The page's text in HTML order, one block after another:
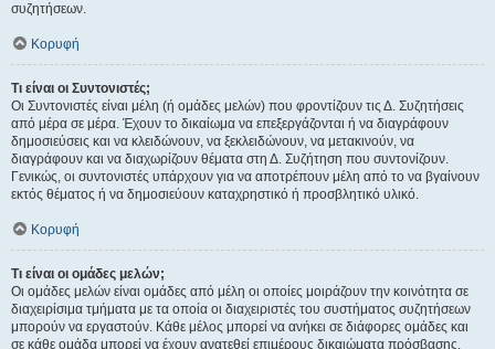
συζητήσεων.
Κορυφή
Τι είναι οι Συντονιστές;
Οι Συντονιστές είναι μέλη (ή ομάδες μελών) που φροντίζουν τις Δ. Συζητήσεις
από μέρα σε μέρα. Έχουν το δικαίωμα να επεξεργάζονται ή να διαγράφουν
δημοσιεύσεις και να κλειδώνουν, να ξεκλειδώνουν, να μετακινούν, να
διαγράφουν και να διαχωρίζουν θέματα στη Δ. Συζήτηση που συντονίζουν.
Γενικώς, οι συντονιστές υπάρχουν για να αποτρέπουν μέλη από το να βγαίνουν
εκτός θέματος ή να δημοσιεύουν καταχρηστικό ή προσβλητικό υλικό.
Κορυφή
Τι είναι οι ομάδες μελών;
Οι ομάδες μελών είναι ομάδες από μέλη οι οποίες μοιράζουν την κοινότητα σε
διαχειρίσιμα τμήματα με τα οποία οι διαχειριστές του συστήματος συζητήσεων
μπορούν να εργαστούν. Κάθε μέλος μπορεί να ανήκει σε διάφορες ομάδες και
σε κάθε ομάδα μπορεί να έχουν ανατεθεί επιμέρους δικαιώματα πρόσβασης.